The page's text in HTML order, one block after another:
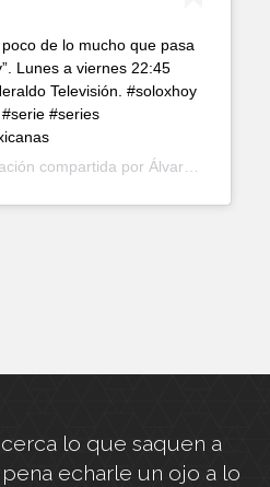
de lo mucho que pasa
Lunes a viernes 22:45
Televisión. #soloxhoy
#series
compartida por Álvaro Cueva Cantú
lo que saquen a
echarle un ojo a lo